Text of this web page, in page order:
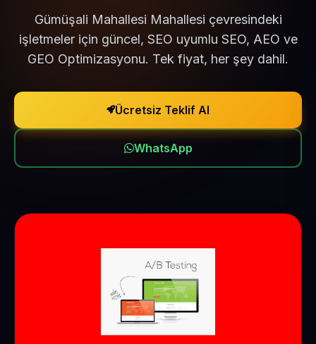
Gümüşali Mahallesi Mahallesi çevresindeki
işletmeler için güncel, SEO uyumlu SEO, AEO ve
GEO Optimizasyonu. Tek fiyat, her şey dahil.
Ücretsiz Teklif Al
WhatsApp